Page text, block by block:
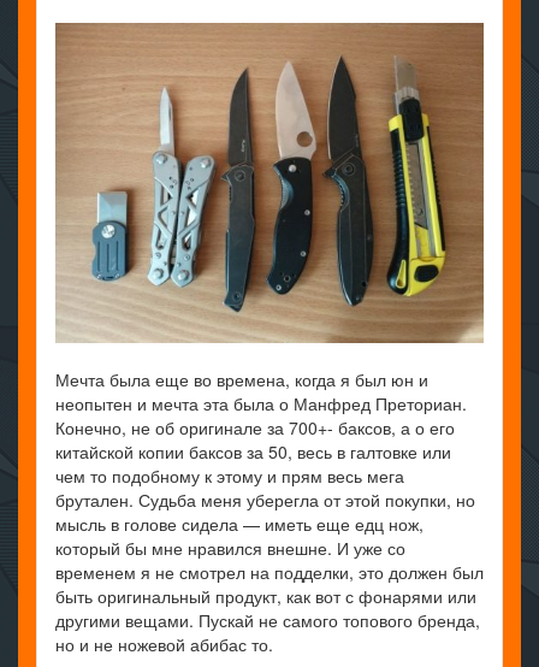
Мечта была еще во времена, когда я был юн и
неопытен и мечта эта была о Манфред Преториан.
Конечно, не об оригинале за 700+- баксов, а о его
китайской копии баксов за 50, весь в галтовке или
чем то подобному к этому и прям весь мега
брутален. Судьба меня уберегла от этой покупки, но
мысль в голове сидела — иметь еще едц нож,
который бы мне нравился внешне. И уже со
временем я не смотрел на подделки, это должен был
быть оригинальный продукт, как вот с фонарями или
другими вещами. Пускай не самого топового бренда,
но и не ножевой абибас то.